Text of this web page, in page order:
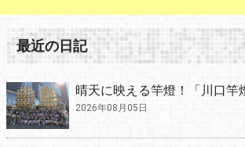
最近の日記
晴天に映える竿燈！「川口竿
2026年08月05日